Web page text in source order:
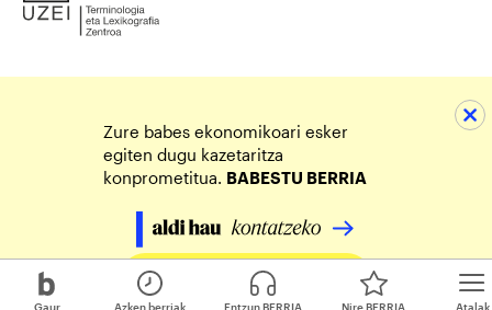
Gaur Atalak
Azken berriak Entzun BERRIA Nire BERRIA
Zure babes ekonomikoari esker
egiten dugu kazetaritza
konprometitua. BABESTU BERRIA
Egin zure ekarpena